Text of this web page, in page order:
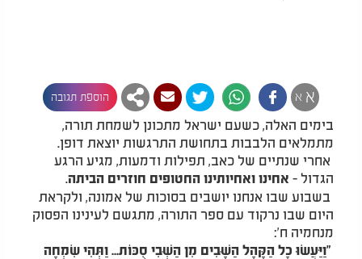
א א הוספת תגובה
בימים האלה, כשעם ישראל מתכונן לשמחת תורה,
מתמלאים הלבבות בתחושת התרגשות יוצאת דופן.
אחרי שנתיים של כאב, תפילות ודמעות, מגיע הרגע
הגדול - אחינו ואחיותינו החטופים חוזרים הביתה.
בשבוע שבו אנחנו יושבים בסוכות של אמונה, ולקראת
היום שבו נרקוד עם ספר התורה, מתגשם לעינינו הפסוק
מנחמיה ח':
"וַיַּעֲשׂוּ כָל הַקָּהָל הַשָּׁבִים מִן הַשְּׁבִי סֻכּוֹת... וַתְּהִי שִׂמְחָה